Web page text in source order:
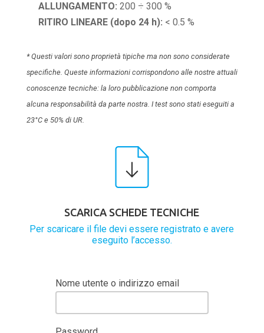
ALLUNGAMENTO: 200 ÷ 300 %
RITIRO LINEARE (dopo 24 h): < 0.5 %
* Questi valori sono proprietà tipiche ma non sono considerate
specifiche. Queste informazioni corrispondono alle nostre attuali
conoscenze tecniche: la loro pubblicazione non comporta
alcuna responsabilità da parte nostra. I test sono stati eseguiti a
23°C e 50% di UR.
SCARICA SCHEDE TECNICHE
Per scaricare il file devi essere registrato e avere
eseguito l’accesso.
Nome utente o indirizzo email